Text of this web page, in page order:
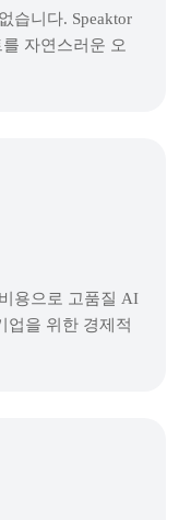
습니다. Speaktor
자연스러운 오
용으로 고품질 AI
업을 위한 경제적